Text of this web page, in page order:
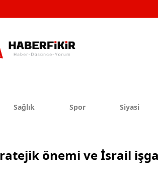
Sağlık Spor Siyasi
önemi ve İsrail